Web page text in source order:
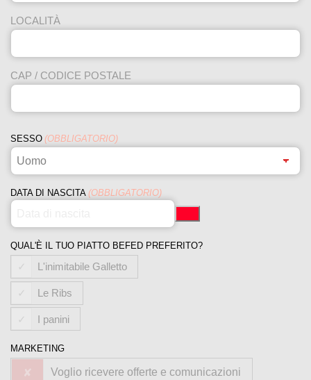
LOCALITÀ
CAP / CODICE POSTALE
SESSO (OBBLIGATORIO)
DATA DI NASCITA (OBBLIGATORIO)
QUAL'È IL TUO PIATTO BEFED PREFERITO?
L'inimitabile Galletto
Le Ribs
I panini
MARKETING
Voglio ricevere offerte e comunicazioni